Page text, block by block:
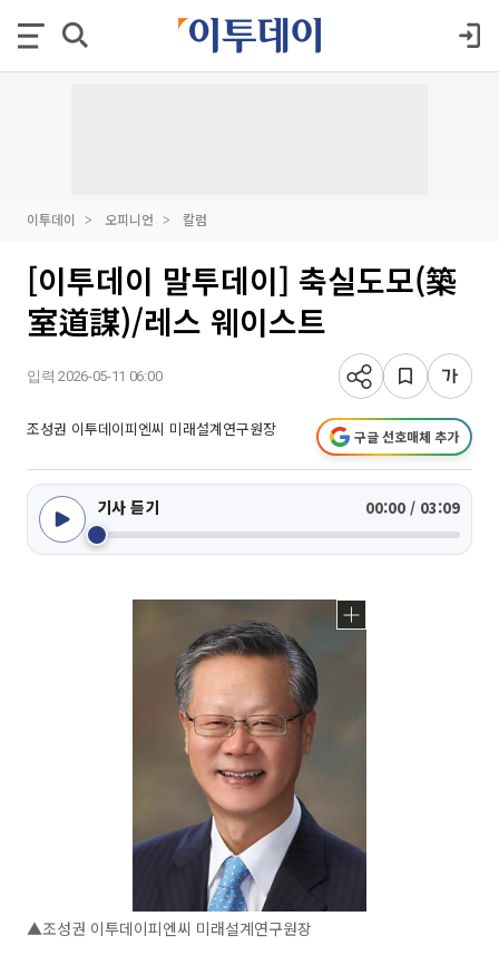
이투데이 오피니언 칼럼
[이투데이 말투데이] 축실도모(築
室道謀)/레스 웨이스트
입력 2026-05-11 06:00
조성권 이투데이피엔씨 미래설계연구원장 구글 선호매체 추가
기사 듣기 00:00 / 03:09
▲조성권 이투데이피엔씨 미래설계연구원장